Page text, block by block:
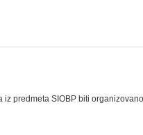
predmeta SIOBP biti